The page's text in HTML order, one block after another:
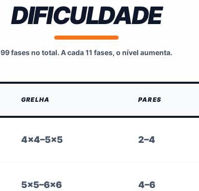
DIFICULDADE
99 fases no total. A cada 11 fases, o nível aumenta.
GRELHA PARES
4×4–5×5 2–4
5×5–6×6 4–6